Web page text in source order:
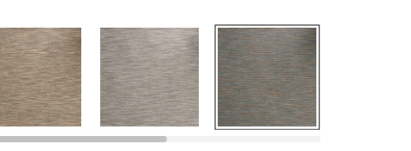
Multicouleurs
Noir
Orange
Rose
Rouge
Voir tous les tissus